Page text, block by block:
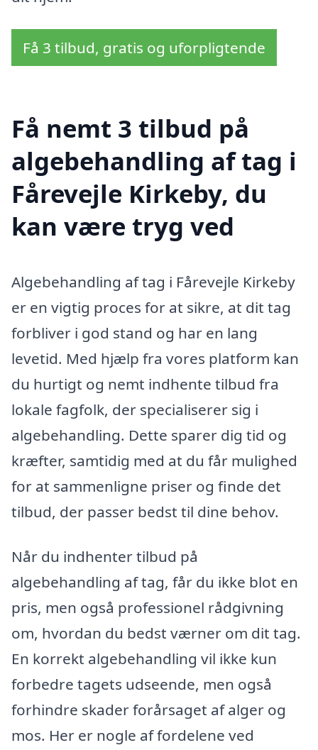
Få 3 tilbud, gratis og uforpligtende
Få nemt 3 tilbud på
algebehandling af tag i
Fårevejle Kirkeby, du
kan være tryg ved
Algebehandling af tag i Fårevejle Kirkeby
er en vigtig proces for at sikre, at dit tag
forbliver i god stand og har en lang
levetid. Med hjælp fra vores platform kan
du hurtigt og nemt indhente tilbud fra
lokale fagfolk, der specialiserer sig i
algebehandling. Dette sparer dig tid og
kræfter, samtidig med at du får mulighed
for at sammenligne priser og finde det
tilbud, der passer bedst til dine behov.
Når du indhenter tilbud på
algebehandling af tag, får du ikke blot en
pris, men også professionel rådgivning
om, hvordan du bedst værner om dit tag.
En korrekt algebehandling vil ikke kun
forbedre tagets udseende, men også
forhindre skader forårsaget af alger og
mos. Her er nogle af fordelene ved